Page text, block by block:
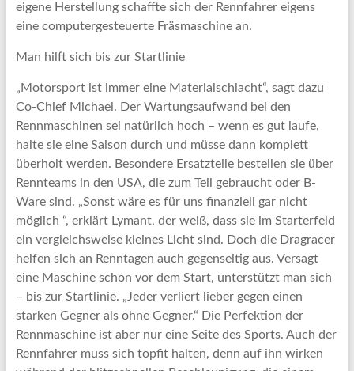
eigene Herstellung schaffte sich der Rennfahrer eigens
eine computergesteuerte Fräsmaschine an.
Man hilft sich bis zur Startlinie
„Motorsport ist immer eine Materialschlacht“, sagt dazu
Co-Chief Michael. Der Wartungsaufwand bei den
Rennmaschinen sei natürlich hoch – wenn es gut laufe,
halte sie eine Saison durch und müsse dann komplett
überholt werden. Besondere Ersatzteile bestellen sie über
Rennteams in den USA, die zum Teil gebraucht oder B-
Ware sind. „Sonst wäre es für uns finanziell gar nicht
möglich “, erklärt Lymant, der weiß, dass sie im Starterfeld
ein vergleichsweise kleines Licht sind. Doch die Dragracer
helfen sich an Renntagen auch gegenseitig aus. Versagt
eine Maschine schon vor dem Start, unterstützt man sich
– bis zur Startlinie. „Jeder verliert lieber gegen einen
starken Gegner als ohne Gegner.“ Die Perfektion der
Rennmaschine ist aber nur eine Seite des Sports. Auch der
Rennfahrer muss sich topfit halten, denn auf ihn wirken